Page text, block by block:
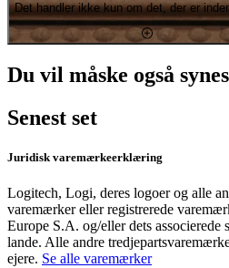
Det handler ikke kun om det, der er
Du vil måske også
Senest set
Juridisk varemærkeerklæring
Logitech, Logi, deres logoer og alle
varemærker eller registrerede
Europe S.A. og/eller dets associerede
lande. Alle andre
ejere. Se alle varemærker